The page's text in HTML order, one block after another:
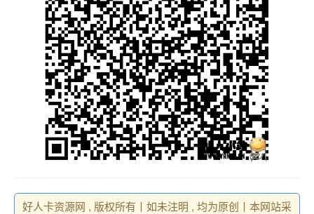
好人卡资源网 , 版权所有丨如未注明 , 均为原创丨本网站采